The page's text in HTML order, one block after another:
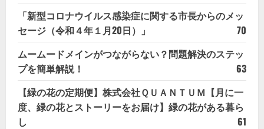
「新型コロナウイルス感染症に関する市長からのメッ
セージ（令和４年１月20日）」
70
ムームードメインがつながらない？問題解決のステッ
プを簡単解説！
63
【緑の花の定期便】株式会社ＱＵＡＮＴＵＭ【月に一
度、緑の花とストーリーをお届け】緑の花がある暮ら
し
61